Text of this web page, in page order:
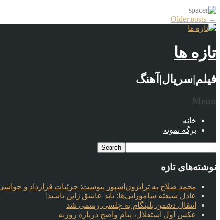
More
Articles
←
تازه ها
فیلم|سریال|آهنگ
Menu
خانه
برگه نمونه
نوشته‌های تازه
محمد صلاح به ترابزون‌اسپور پیوست: جزئیات قرارداد و حواشی
عادل شیفته سامورایی‌ها: باید عاشق ژاپن باشید!
انتقال دشمن بلینگام به چلسی رسمی شد
عکس اول استقلال، پیام واضح درباره روزبه